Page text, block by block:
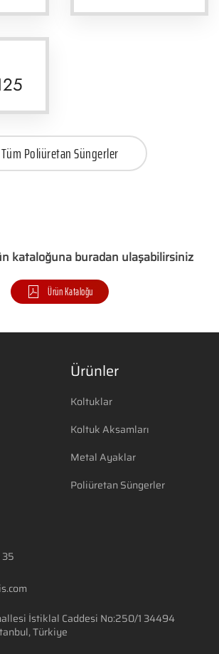
Tüm Poliüretan Süngerler
kataloğuna buradan ulaşabilirsiniz
Ürün Kataloğu
Ürünler
Koltuklar
Koltuk Aksamları
Metal Ayaklar
Poliüretan Süngerler
35
İstiklal Caddesi No:250/1 34494
Türkiye